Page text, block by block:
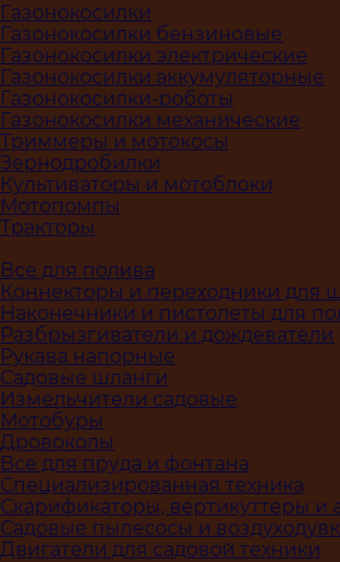
Газонокосилки
Газонокосилки бензиновые
Газонокосилки электрические
Газонокосилки аккумуляторные
Газонокосилки-роботы
Газонокосилки механические
Триммеры и мотокосы
Зернодробилки
Культиваторы и мотоблоки
Мотопомпы
Тракторы
Всё для полива
Коннекторы и переходники для
Наконечники и пистолеты для
Разбрызгиватели и дождеватели
Рукава напорные
Садовые шланги
Измельчители садовые
Мотобуры
Дровоколы
Все для пруда и фонтана
Специализированная техника
Скарификаторы, вертикуттеры и
Садовые пылесосы и
Двигатели для садовой техники